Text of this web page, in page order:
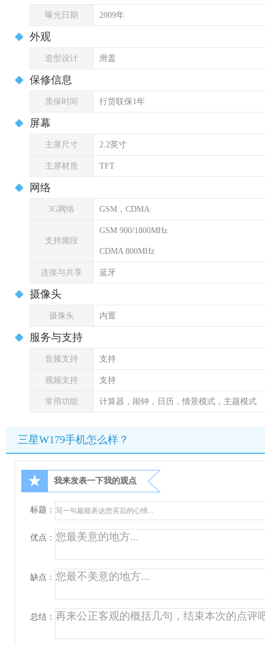
曝光日期 2009年
外观
造型设计 滑盖
保修信息
质保时间 行货联保1年
屏幕
主屏尺寸 2.2英寸
主屏材质 TFT
网络
3G网络 GSM，CDMA
支持频段
GSM 900/1800MHz
CDMA 800MHz
连接与共享 蓝牙
摄像头
摄像头 内置
服务与支持
音频支持 支持
视频支持 支持
常用功能 计算器，闹钟，日历，情景模式，主题模式
三星W179手机怎么样？
★ 我来发表一下我的观点
标题：
优点：
缺点：
总结：